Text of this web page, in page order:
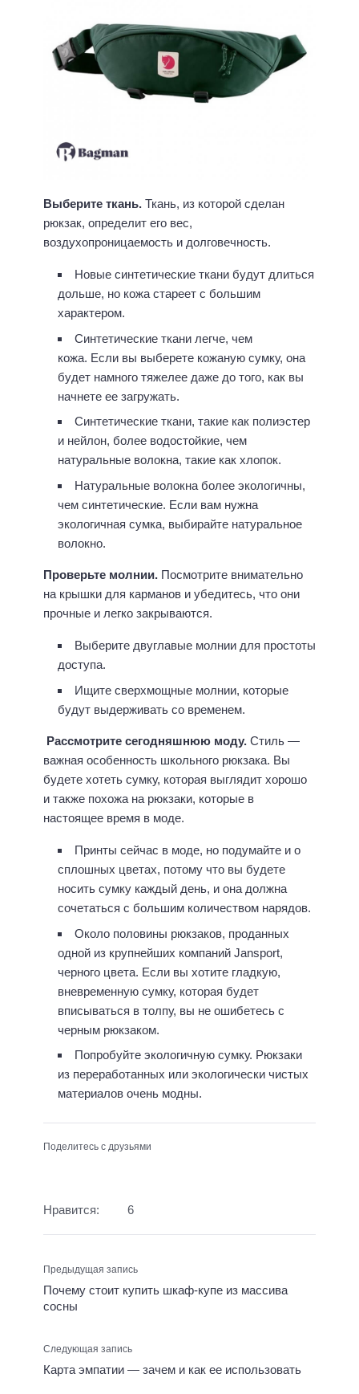
Выберите ткань. Ткань, из которой сделан
рюкзак, определит его вес,
воздухопроницаемость и долговечность.
Новые синтетические ткани будут длиться
дольше, но кожа стареет с большим
характером.
Синтетические ткани легче, чем
кожа. Если вы выберете кожаную сумку, она
будет намного тяжелее даже до того, как вы
начнете ее загружать.
Синтетические ткани, такие как полиэстер
и нейлон, более водостойкие, чем
натуральные волокна, такие как хлопок.
Натуральные волокна более экологичны,
чем синтетические. Если вам нужна
экологичная сумка, выбирайте натуральное
волокно.
Проверьте молнии. Посмотрите внимательно
на крышки для карманов и убедитесь, что они
прочные и легко закрываются.
Выберите двуглавые молнии для простоты
доступа.
Ищите сверхмощные молнии, которые
будут выдерживать со временем.
Рассмотрите сегодняшнюю моду. Стиль —
важная особенность школьного рюкзака. Вы
будете хотеть сумку, которая выглядит хорошо
и также похожа на рюкзаки, которые в
настоящее время в моде.
Принты сейчас в моде, но подумайте и о
сплошных цветах, потому что вы будете
носить сумку каждый день, и она должна
сочетаться с большим количеством нарядов.
Около половины рюкзаков, проданных
одной из крупнейших компаний Jansport,
черного цвета. Если вы хотите гладкую,
вневременную сумку, которая будет
вписываться в толпу, вы не ошибетесь с
черным рюкзаком.
Попробуйте экологичную сумку. Рюкзаки
из переработанных или экологически чистых
материалов очень модны.
Поделитесь с друзьями
Нравится: 6
Предыдущая запись
Почему стоит купить шкаф-купе из массива
сосны
Следующая запись
Карта эмпатии — зачем и как ее использовать